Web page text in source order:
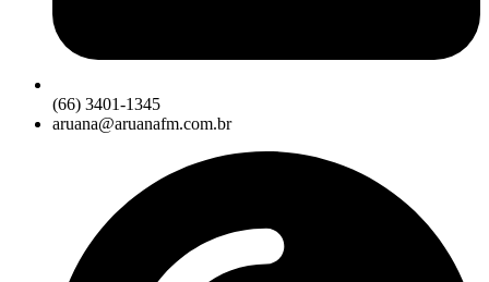
(66) 3401-1345
aruana@aruanafm.com.br